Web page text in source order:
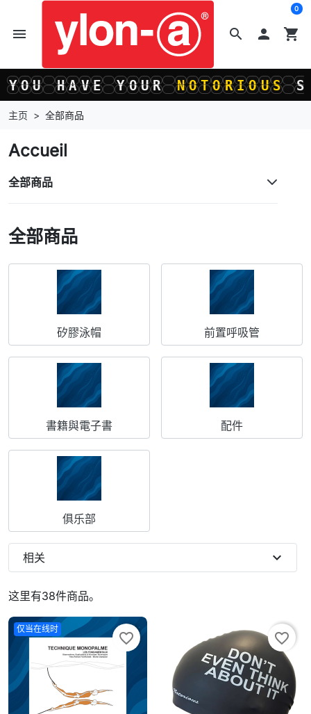
search
menu  shopping_cart
0
U
U H
H A
A V
V E
E Y
Y O
O U
U R
R N
N O
O T
T O
O R
R I
I O
O U
U S
S S
S I
I L
L
主页 全部商品
Accueil
全部商品
全部商品
矽膠泳帽 前置呼吸管
書籍與電子書 配件
俱乐部
这里有38件商品。
相关 expand_more
仅当在线时
favorite_border favorite_border